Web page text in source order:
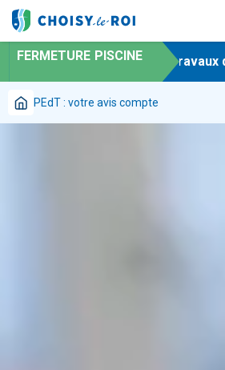
FERMETURE PISCINE
-En raison de travaux de
PEdT : votre avis compte